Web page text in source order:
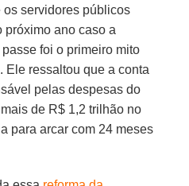
os servidores públicos
próximo ano caso a
foi o primeiro mito
Ele ressaltou que a conta
pelas despesas do
de R$ 1,2 trilhão no
para arcar com 24 meses